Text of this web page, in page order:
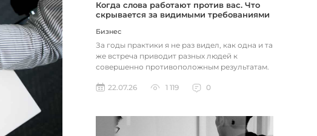
Когда слова работают против вас. Что
скрывается за видимыми требованиями
Бизнес
За годы практики я не раз видел, как одна и та
же встреча приводит разных людей к
совершенно противоположным результатам.
22.07.26
1 119 0